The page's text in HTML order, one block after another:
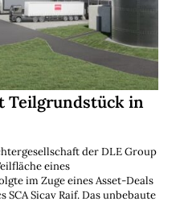
Teilgrundstück in
der DLE Group
eines
im Zuge eines Asset-Deals
Sicav Raif. Das unbebaute